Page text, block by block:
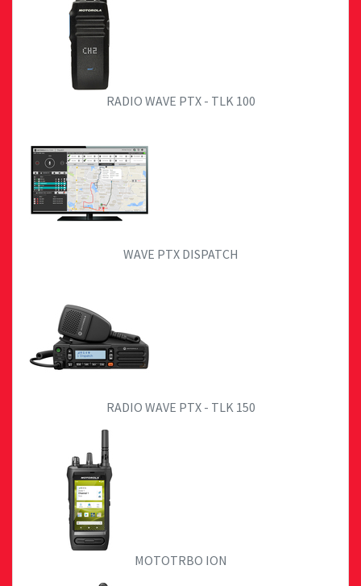
RADIO WAVE PTX - TLK 100
WAVE PTX DISPATCH
RADIO WAVE PTX - TLK 150
MOTOTRBO ION